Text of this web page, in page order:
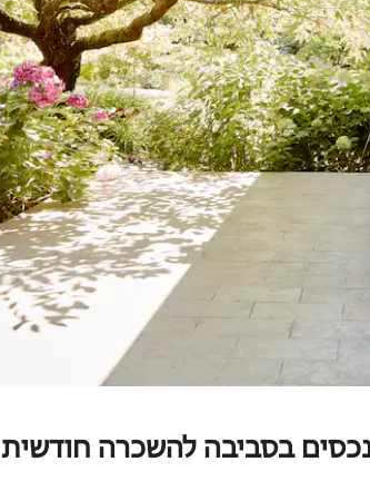
או לעיין בעזרת תנועות מגע או החלקה.
בסביבה להשכרה חודשית